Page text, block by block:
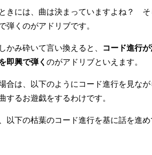
きには、曲は決まっていますよね？ そ
弾くのがアドリブです。
かみ砕いて言い換えると、
コード進行
即興で弾くのがアドリブといえます。
合は、以下のようにコード進行を見な
するお遊戯をするわけです。
以下の枯葉のコード進行を基に話を進め